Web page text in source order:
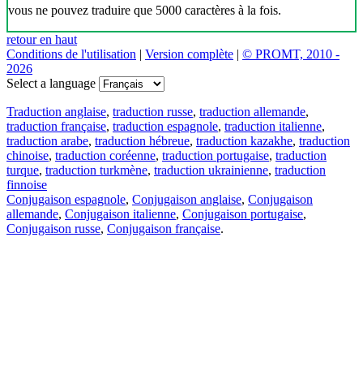
vous ne pouvez traduire que 5000 caractères à la fois.
retour en haut
Conditions de l'utilisation | Version complète | © PROMT, 2010 -
2026
Select a language
Traduction anglaise, traduction russe, traduction allemande,
traduction française, traduction espagnole, traduction italienne,
traduction arabe, traduction hébreue, traduction kazakhe, traduction
chinoise, traduction coréenne, traduction portugaise, traduction
turque, traduction turkmène, traduction ukrainienne, traduction
finnoise
Conjugaison espagnole, Conjugaison anglaise, Conjugaison
allemande, Conjugaison italienne, Conjugaison portugaise,
Conjugaison russe, Conjugaison française.